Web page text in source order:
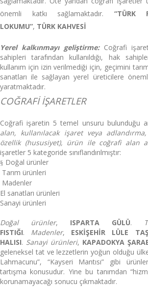
önemli katkı sağlamaktadır. “TÜRK
LOKUMU”, TÜRK KAHVESİ
Yerel kalkınmayı geliştirme: Coğrafi
sahipleri tarafından kullanıldığı, hak
kullanım için izin verilmediği için, geçimini
sanatları ile sağlayan yerel üreticilere
yaratmaktadır.
COĞRAFİ İŞARETLER
Coğrafi işaretin 5 temel unsuru bulunduğu
alan, kullanılacak işaret veya adlandırma,
özellik (hususiyet), ürün ile coğrafi alan
işaretler 5 kategoride sınıflandırılmıştır:
§ Doğal ürünler
Tarım ürünleri
Madenler
El sanatları ürünleri
Sanayi ürünleri
Doğal ürünler, ISPARTA GÜLÜ.
FISTIĞI. Madenler, ESKİŞEHİR LÜLE
HALISI. Sanayi ürünleri, KAPADOKYA
geleneksel tat ve lezzetlerin yoğun olduğu
Lahmacunu”, “Kayseri Mantısı” gibi
tartışma konusudur. Yine bu tanımdan
korunamayacağı sonucu çıkmaktadır.